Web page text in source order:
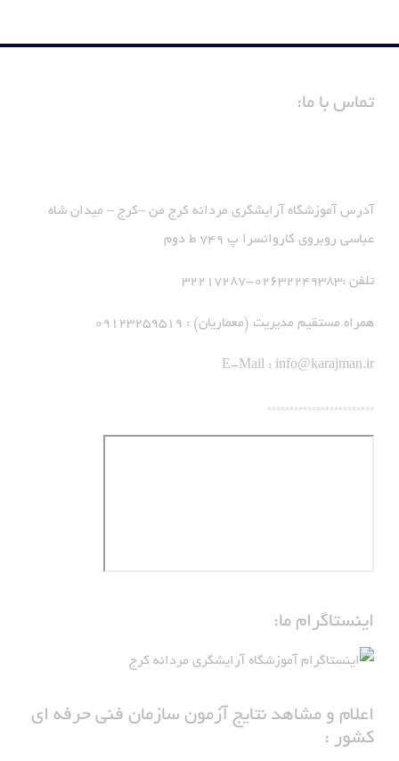
تماس با ما:
آدرس آموزشگاه آرایشگری مردانه کرج من –کرج – میدان شاه
عباسی روبروی کاروانسرا پ 749 ط دوم
تلفن :02632249383-32217287
همراه مستقیم مدیریت (معماریان) : 09123259519
E-Mail : info@karajman.ir
************************
اینستاگرام ما:
اعلام و مشاهد نتایج آزمون سازمان فنی حرفه ای
کشور :